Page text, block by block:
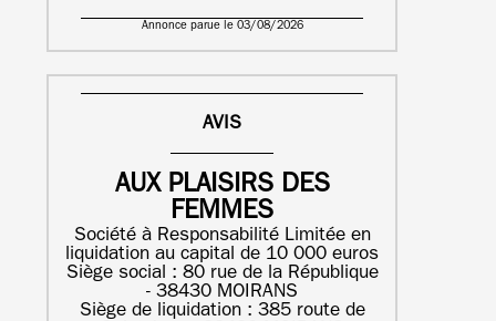
Annonce parue le 03/08/2026
AVIS
AUX PLAISIRS DES
FEMMES
Société à Responsabilité Limitée en
liquidation au capital de 10 000 euros
Siège social : 80 rue de la République
- 38430 MOIRANS
Siège de liquidation : 385 route de